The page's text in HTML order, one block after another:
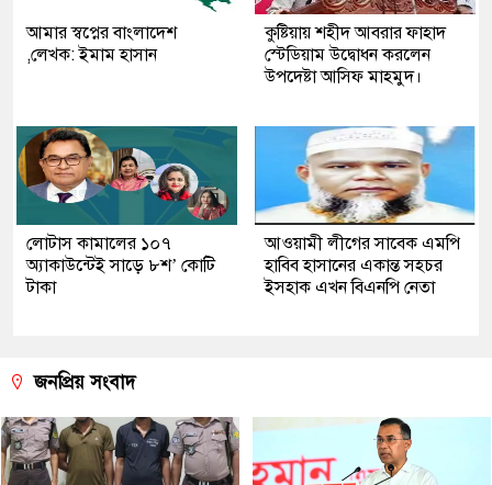
আমার স্বপ্নের বাংলাদেশ
,লেখক: ইমাম হাসান
কুষ্টিয়ায় শহীদ আবরার ফাহাদ
স্টেডিয়াম উদ্বোধন করলেন
উপদেষ্টা আসিফ মাহমুদ।
লোটাস কামালের ১০৭
অ্যাকাউন্টেই সাড়ে ৮শ’ কোটি
টাকা
আওয়ামী লীগের সাবেক এমপি
হাবিব হাসানের একান্ত সহচর
ইসহাক এখন বিএনপি নেতা
জনপ্রিয় সংবাদ